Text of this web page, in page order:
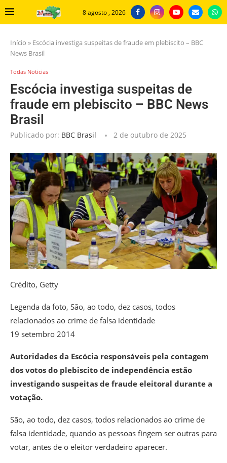
8 agosto , 2026
Início » Escócia investiga suspeitas de fraude em plebiscito – BBC
News Brasil
Todas Noticias
Escócia investiga suspeitas de
fraude em plebiscito – BBC News
Brasil
Publicado por: BBC Brasil 2 de outubro de 2025
Crédito, Getty
Legenda da foto, São, ao todo, dez casos, todos
relacionados ao crime de falsa identidade
19 setembro 2014
Autoridades da Escócia responsáveis pela contagem
dos votos do plebiscito de independência estão
investigando suspeitas de fraude eleitoral durante a
votação.
São, ao todo, dez casos, todos relacionados ao crime de
falsa identidade, quando as pessoas fingem ser outras para
votar, antes de o eleitor verdadeiro aparecer.